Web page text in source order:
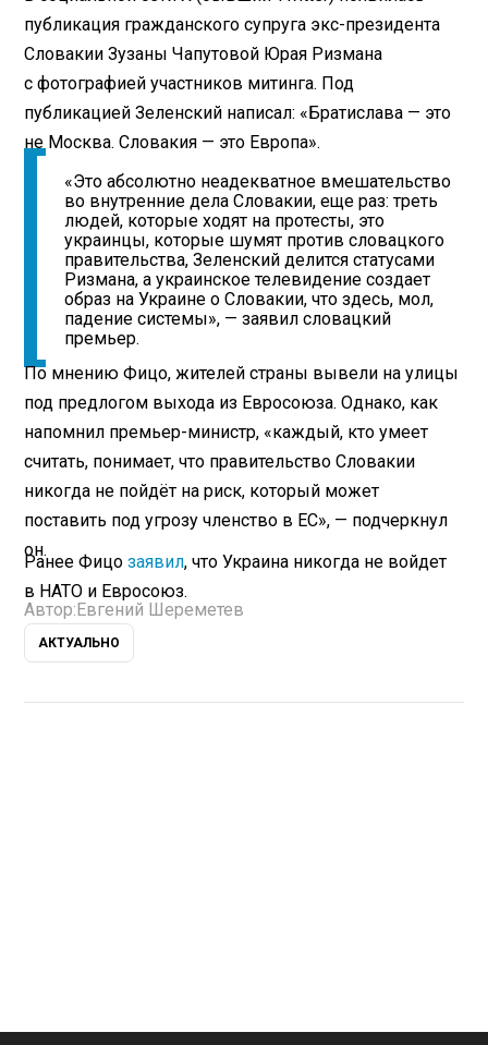
публикация гражданского супруга экс-президента
Словакии Зузаны Чапутовой Юрая Ризмана
с фотографией участников митинга. Под
публикацией Зеленский написал: «Братислава — это
не Москва. Словакия — это Европа».
«Это абсолютно неадекватное вмешательство
во внутренние дела Словакии, еще раз: треть
людей, которые ходят на протесты, это
украинцы, которые шумят против словацкого
правительства, Зеленский делится статусами
Ризмана, а украинское телевидение создает
образ на Украине о Словакии, что здесь, мол,
падение системы», — заявил словацкий
премьер.
По мнению Фицо, жителей страны вывели на улицы
под предлогом выхода из Евросоюза. Однако, как
напомнил премьер-министр, «каждый, кто умеет
считать, понимает, что правительство Словакии
никогда не пойдёт на риск, который может
поставить под угрозу членство в ЕС», — подчеркнул
он.
Ранее Фицозаявил, что Украина никогда не войдет
в НАТО и Евросоюз.
Автор: Евгений Шереметев
АКТУАЛЬНО